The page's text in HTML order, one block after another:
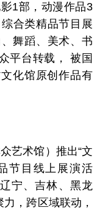
1部，动漫作品3
合类精品节目展
舞蹈、美术、书
平台转载， 被国
化馆原创作品有
艺术馆）推出“文
节目线上展演活
宁、吉林、黑龙
，跨区域联动，